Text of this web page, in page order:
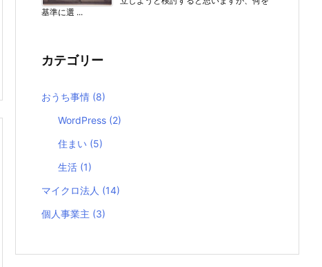
基準に選 ...
カテゴリー
おうち事情 (8)
WordPress (2)
住まい (5)
生活 (1)
マイクロ法人 (14)
個人事業主 (3)